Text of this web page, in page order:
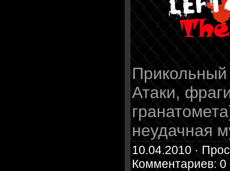
Атаки,
неудачная
10.04.2010 ·
Комментариев: 0